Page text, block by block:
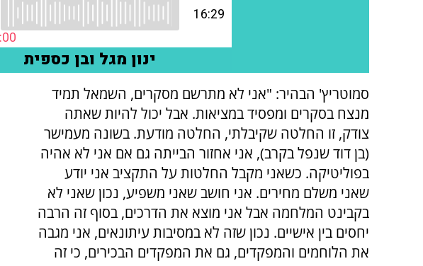
סמוטריץ' הבהיר: "אני לא מתרשם מסקרים, השמאל תמיד
מנצח בסקרים ומפסיד במציאות. אבל יכול להיות שאתה
צודק, זו החלטה שקיבלתי, החלטה מודעת. בשונה מעמישר
(בן דוד שנפל בקרב), אני אחזור הבייתה גם אם אני לא אהיה
בפוליטיקה. כשאני מקבל החלטות על התקציב אני יודע
שאני משלם מחירים. אני חושב שאני משפיע, נכון שאני לא
בקבינט המלחמה אבל אני מוצא את הדרכים, בסוף זה הרבה
יחסים בין אישיים. נכון שזה לא במסיבות עיתונאים, אני מגבה
את הלוחמים והמפקדים, גם את המפקדים הבכירים, כי זה